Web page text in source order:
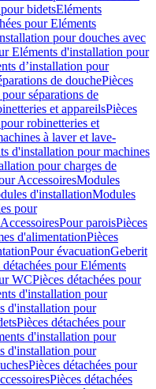
bidetsEléments
pour Eléments
pour douches avec
Eléments d'installation pour
d’installation pour
de douchePièces
séparations de
et appareilsPièces
robinetteries et
à laver et lave-
d'installation pour machines
pour charges de
AccessoiresModules
d'installationModules
pour
Pour paroisPièces
d'alimentationPièces
Pour évacuationGeberit
détachées pour Eléments
WCPièces détachées pour
d'installation pour
d'installation pour
Pièces détachées pour
d'installation pour
d'installation pour
Pièces détachées pour
Pièces détachées